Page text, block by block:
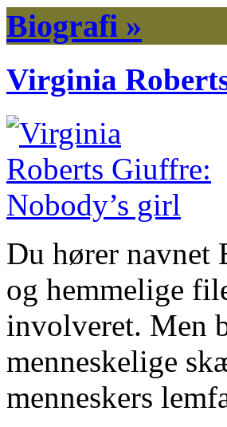
Biografi »
Virginia
Du hører navnet
og hemmelige
involveret. Men
menneskelige
menneskers